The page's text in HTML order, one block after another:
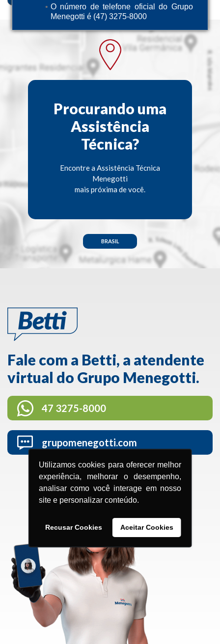
O número de telefone oficial do Grupo
Menegotti é (47) 3275-8000
Utilizamos cookies para oferecer melhor
experiência, melhorar o desempenho,
analisar como você interage em nosso
site e personalizar conteúdo.
Recusar Cookies Aceitar Cookies
Procurando uma
Assistência
Técnica?
Encontre a Assistência Técnica
Menegotti
mais próxima de você.
BRASIL
Fale com a Betti, a atendente
virtual do Grupo Menegotti.
47 3275-8000
grupomenegotti.com